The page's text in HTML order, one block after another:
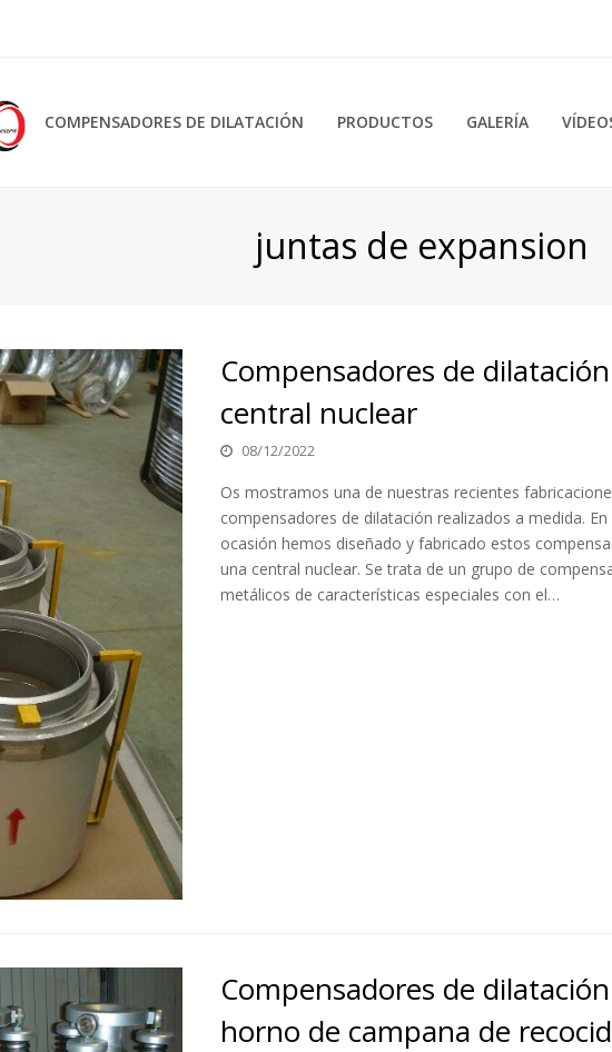
COMPENSADORES DE DILATACIÓN PRODUCTOS GALERÍA
juntas de expansion
Compensadores de
central nuclear
08/12/2022
Os mostramos una de nuestras recientes
compensadores de dilatación realizados a medida. En
ocasión hemos diseñado y fabricado estos
una central nuclear. Se trata de un grupo de
metálicos de características especiales con el…
Compensadores de
horno de campana de